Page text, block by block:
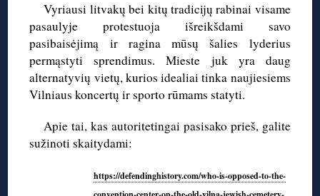
Vyriausi litvakų bei kitų tradicijų rabinai visame
pasaulyje protestuoja išreikšdami savo
pasibaisėjimą ir ragina mūsų šalies lyderius
permąstyti sprendimus. Mieste juk yra daug
alternatyvių vietų, kurios idealiai tinka naujiesiems
Vilniaus koncertų ir sporto rūmams statyti.
Apie tai, kas autoritetingai pasisako prieš, galite
sužinoti skaitydami:
https://defendinghistory.com/who-is-opposed-to-the-